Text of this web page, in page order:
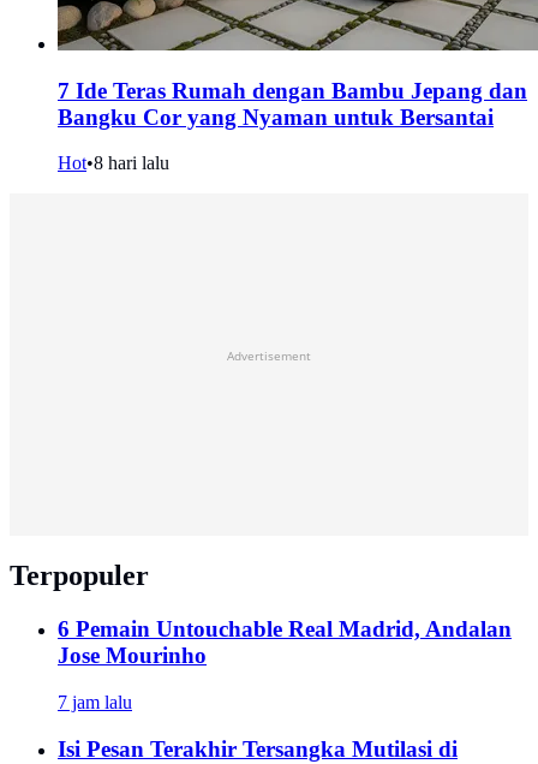
7 Ide Teras Rumah dengan Bambu Jepang dan
Bangku Cor yang Nyaman untuk Bersantai
Hot•8 hari lalu
Advertisement
Terpopuler
6 Pemain Untouchable Real Madrid, Andalan
Jose Mourinho
7 jam lalu
Isi Pesan Terakhir Tersangka Mutilasi di